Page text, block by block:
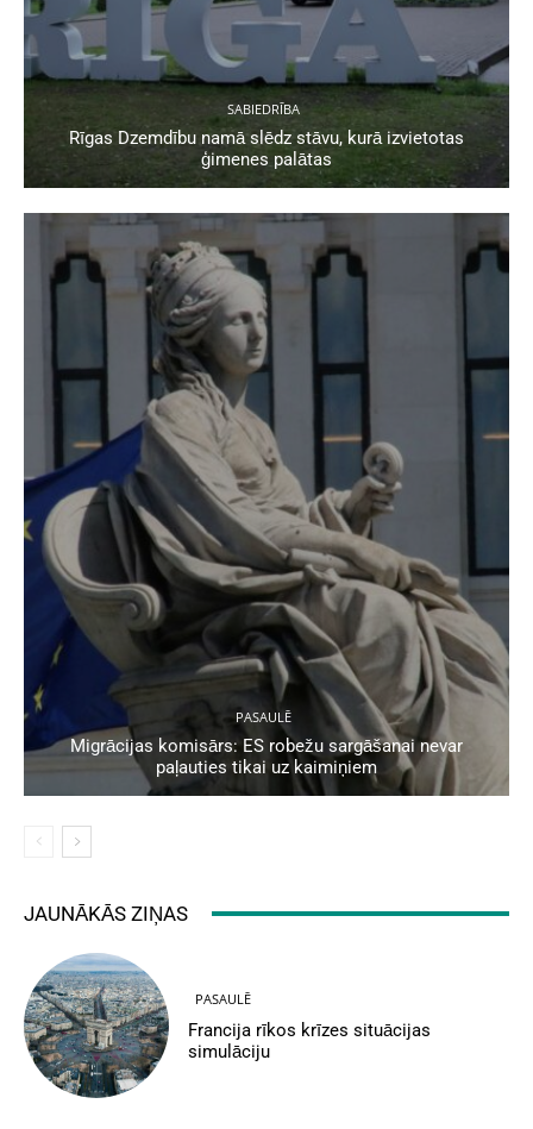
SABIEDRĪBA
Rīgas Dzemdību namā slēdz stāvu, kurā izvietotas
ģimenes palātas
PASAULĒ
Migrācijas komisārs: ES robežu sargāšanai nevar
paļauties tikai uz kaimiņiem
JAUNĀKĀS ZIŅAS
PASAULĒ
Francija rīkos krīzes situācijas
simulāciju